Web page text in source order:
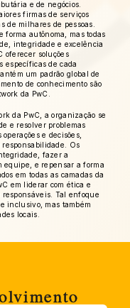
e de negócios.
firmas de serviços
de milhares de pessoas.
forma autônoma, mas todas
integridade e excelência
oferecer soluções
específicas de cada
um padrão global de
de conhecimento são
da PwC.
da PwC, a organização se
e resolver problemas
e decisões,
Os
fazer a
e repensar a forma
em todas as camadas da
em liderar com ética e
Tal enfoque
inclusivo, mas também
locais.